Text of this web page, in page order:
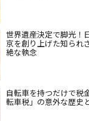
世界遺産決定で脚光！
京を創り上げた知られ
絶な執念
自転車を持つだけで税
転車税」の意外な歴史